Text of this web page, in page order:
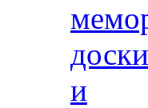
доски
и